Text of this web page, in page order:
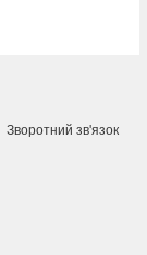
Зворотний зв'язок